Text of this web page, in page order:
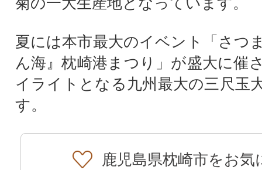
夏には本市最大のイベント「さつ
ん海』枕崎港まつり」が盛大に催
イライトとなる九州最大の三尺玉
す。
鹿児島県枕崎市をお気